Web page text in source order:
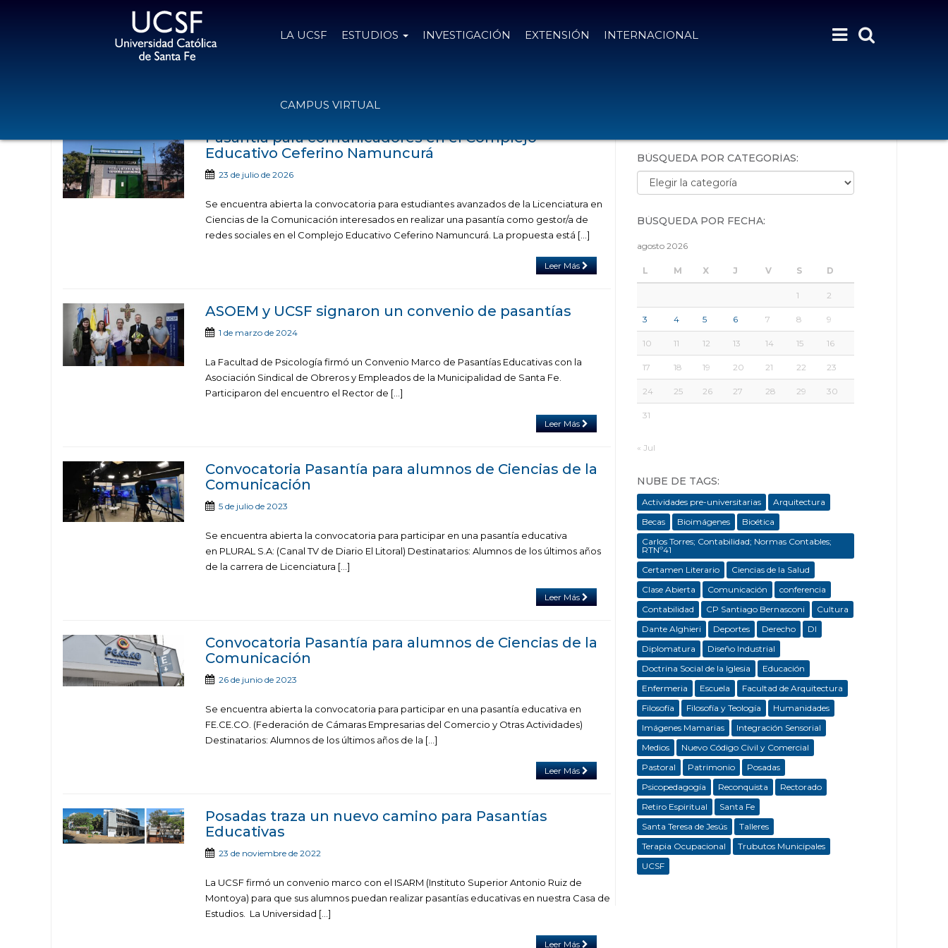
LA UCSF ESTUDIOS INVESTIGACIÓN EXTENSIÓN INTERNACIONAL
CAMPUS VIRTUAL
Pasantía para comunicadores en el Complejo
Educativo Ceferino Namuncurá
23 de julio de 2026
Se encuentra abierta la convocatoria para estudiantes avanzados de la Licenciatura en
Ciencias de la Comunicación interesados en realizar una pasantía como gestor/a de
redes sociales en el Complejo Educativo Ceferino Namuncurá. La propuesta está […]
Leer Más
ASOEM y UCSF signaron un convenio de pasantías
1 de marzo de 2024
La Facultad de Psicología firmó un Convenio Marco de Pasantías Educativas con la
Asociación Sindical de Obreros y Empleados de la Municipalidad de Santa Fe.
Participaron del encuentro el Rector de […]
Leer Más
Convocatoria Pasantía para alumnos de Ciencias de la
Comunicación
5 de julio de 2023
Se encuentra abierta la convocatoria para participar en una pasantía educativa
en PLURAL S.A: (Canal TV de Diario El Litoral) Destinatarios: Alumnos de los últimos años
de la carrera de Licenciatura […]
Leer Más
Convocatoria Pasantía para alumnos de Ciencias de la
Comunicación
26 de junio de 2023
Se encuentra abierta la convocatoria para participar en una pasantía educativa en
FE.CE.CO. (Federación de Cámaras Empresarias del Comercio y Otras Actividades)
Destinatarios: Alumnos de los últimos años de la […]
Leer Más
Posadas traza un nuevo camino para Pasantías
Educativas
23 de noviembre de 2022
La UCSF firmó un convenio marco con el ISARM (Instituto Superior Antonio Ruiz de
Montoya) para que sus alumnos puedan realizar pasantías educativas en nuestra Casa de
Estudios. La Universidad […]
Leer Más
BÚSQUEDA POR CATEGORÍAS:
Búsqueda por categorías:
BÚSQUEDA POR FECHA:
agosto 2026
L M X J V S D
1 2
3 4 5 6 7 8 9
10 11 12 13 14 15 16
17 18 19 20 21 22 23
24 25 26 27 28 29 30
31
« Jul
NUBE DE TAGS:
Actividades pre-universitarias
Arquitectura
Becas
Bioimágenes
Bioética
Carlos Torres; Contabilidad; Normas Contables;
RTNº41
Certamen Literario
Ciencias de la Salud
Clase Abierta
Comunicación
conferencia
Contabilidad
CP Santiago Bernasconi
Cultura
Dante Alghieri
Deportes Derecho
DI
Diplomatura
Diseño Industrial
Doctrina Social de la Iglesia
Educación
Enfermeria
Escuela
Facultad de Arquitectura
Filosofía
Filosofía y Teología
Humanidades
Imágenes Mamarias
Integración Sensorial
Medios
Nuevo Código Civil y Comercial
Pastoral
Patrimonio
Posadas
Psicopedagogía
Reconquista
Rectorado
Retiro Espiritual
Santa Fe
Santa Teresa de Jesús
Talleres
Terapia Ocupacional
Trubutos Municipales
UCSF